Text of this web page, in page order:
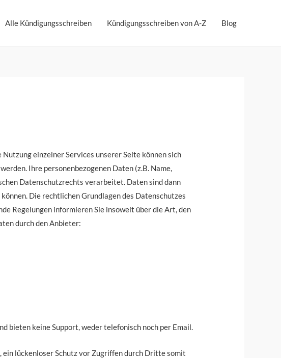
Alle Kündigungsschreiben Kündigungsschreiben von A-Z Blog
einzelner Services unserer Seite können sich
Ihre personenbezogenen Daten (z.B. Name,
Datenschutzrechts verarbeitet. Daten sind dann
Die rechtlichen Grundlagen des Datenschutzes
Regelungen informieren Sie insoweit über die Art, den
durch den Anbieter:
bieten keine Support, weder telefonisch noch per Email.
lückenloser Schutz vor Zugriffen durch Dritte somit